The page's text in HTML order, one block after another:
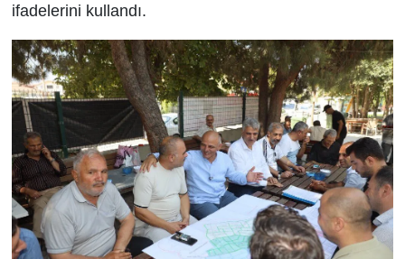
ifadelerini kullandı.